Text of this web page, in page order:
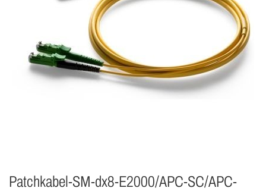
Patchkabel-SM-dx8-E2000/APC-SC/APC-